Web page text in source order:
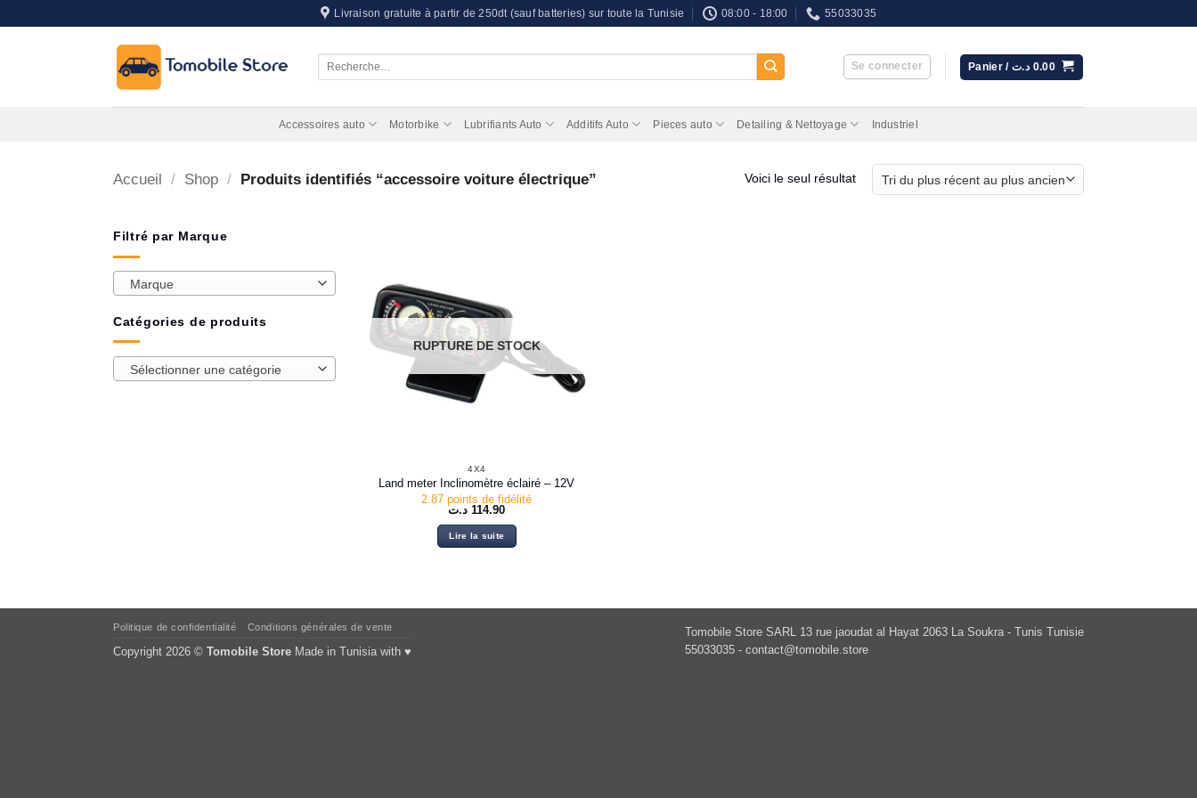
au
Livraison gratuite à partir de 250dt (sauf batteries) sur toute la Tunisie 08:00 - 18:00 55033035
Se connecter Panier / 0.00 د.ت
Accessoires auto Motorbike Lubrifiants Auto Additifs Auto Pieces auto Detailing & Nettoyage Industriel
Accueil / Shop / Produits identifiés “accessoire voiture électrique” Voici le seul résultat
Filtré par Marque
Marque
Catégories de produits
Sélectionner une catégorie
RUPTURE DE STOCK
4X4
Land meter Inclinomètre éclairé – 12V
2.87 points de fidélité
114.90 د.ت
Lire la suite
Tomobile Store SARL 13 rue jaoudat al Hayat 2063 La Soukra - Tunis Tunisie
55033035 - contact@tomobile.store
Politique de confidentialité Conditions générales de vente
Copyright 2026 © Tomobile Store Made in Tunisia with ♥